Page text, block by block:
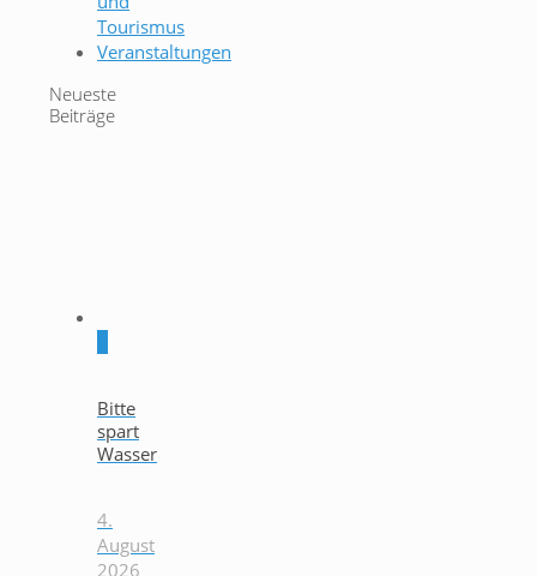
Tourismus
Veranstaltungen
Neueste
Beiträge
Bitte
spart
Wasser
4.
August
2026